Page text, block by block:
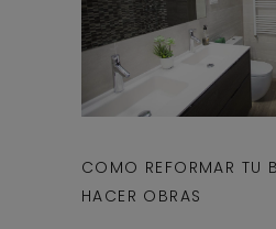
COMO REFORMAR TU
HACER OBRAS